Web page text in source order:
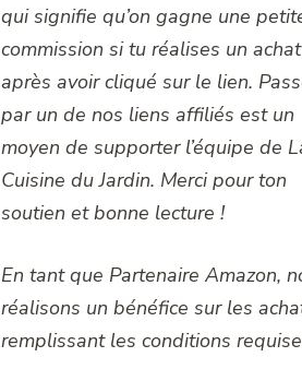
qui signifie qu’on gagne une
commission si tu réalises un achat
après avoir cliqué sur le lien.
par un de nos liens affiliés est un
moyen de supporter l’équipe de
Cuisine du Jardin. Merci pour ton
soutien et bonne lecture !
En tant que Partenaire Amazon,
réalisons un bénéfice sur les
remplissant les conditions